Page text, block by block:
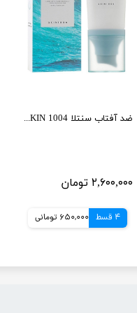
ضد آفتاب سنتلا SKIN 1004 هیالو سیکا ماداگاسکار اورجینال
۲,۶۰۰,۰۰۰ تومان
4 قسط 650,000 تومانی